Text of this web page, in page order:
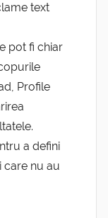
text
pot fi chiar
Profile
a defini
care nu au